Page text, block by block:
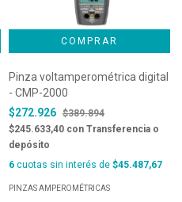
Pinza voltamperométrica digital
- CMP-2000
$272.926 $389.894
$245.633,40 con Transferencia o
depósito
6 cuotas sin interés de $45.487,67
PINZAS AMPEROMÉTRICAS